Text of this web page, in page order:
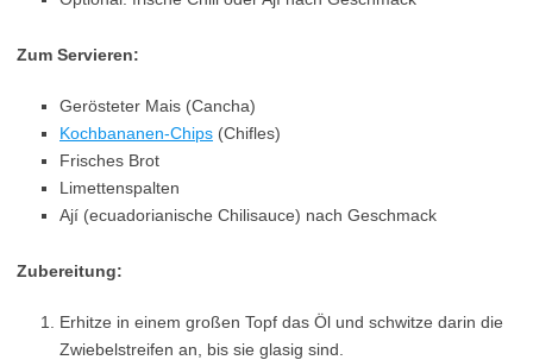
Zum Servieren:
Gerösteter Mais (Cancha)
Kochbananen-Chips (Chifles)
Frisches Brot
Limettenspalten
Ají (ecuadorianische Chilisauce) nach Geschmack
Zubereitung:
Erhitze in einem großen Topf das Öl und schwitze darin die
Zwiebelstreifen an, bis sie glasig sind.